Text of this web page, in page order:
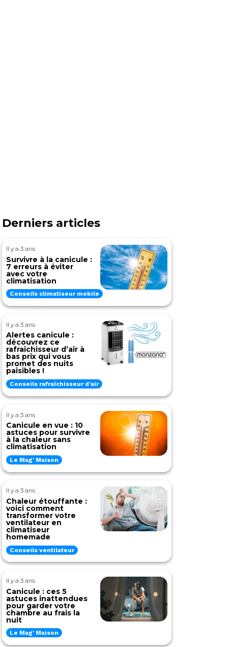
Derniers articles
Il y a 3 ans
Survivre à la canicule :
7 erreurs à éviter
avec votre
climatisation
Conseils climatiseur mobile
Il y a 3 ans
Alertes canicule :
découvrez ce
rafraîchisseur d’air à
bas prix qui vous
promet des nuits
paisibles !
Conseils rafraîchisseur d'air
Il y a 3 ans
Canicule en vue : 10
astuces pour survivre
à la chaleur sans
climatisation
Le Mag' Maison
Il y a 3 ans
Chaleur étouffante :
voici comment
transformer votre
ventilateur en
climatiseur
homemade
Conseils ventilateur
Il y a 3 ans
Canicule : ces 5
astuces inattendues
pour garder votre
chambre au frais la
nuit
Le Mag' Maison